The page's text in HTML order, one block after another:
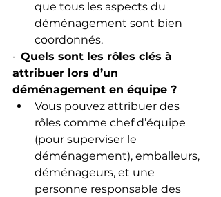
que tous les aspects du
déménagement sont bien
coordonnés.
· Quels sont les rôles clés à
attribuer lors d’un
déménagement en équipe ?
Vous pouvez attribuer des
rôles comme chef d’équipe
(pour superviser le
déménagement), emballeurs,
déménageurs, et une
personne responsable des